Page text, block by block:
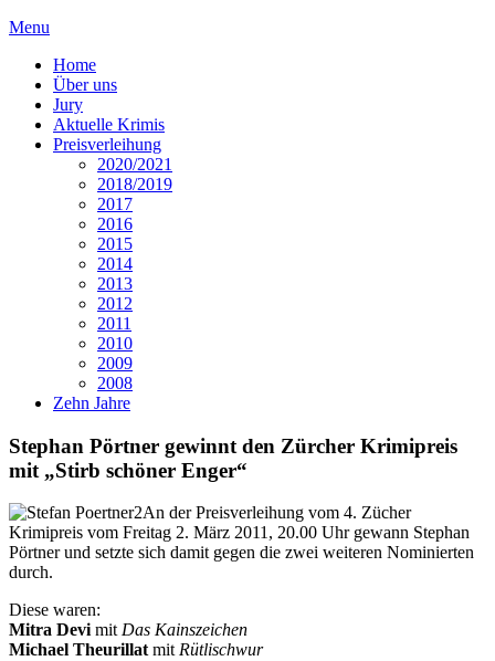
Menu
Home
Über uns
Jury
Aktuelle Krimis
Preisverleihung
2020/2021
2018/2019
2017
2016
2015
2014
2013
2012
2011
2010
2009
2008
Zehn Jahre
Stephan Pörtner gewinnt den Zürcher Krimipreis
mit „Stirb schöner Enger“
An der Preisverleihung vom 4. Zücher
Krimipreis vom Freitag 2. März 2011, 20.00 Uhr gewann Stephan
Pörtner und setzte sich damit gegen die zwei weiteren Nominierten
durch.
Diese waren:
Mitra DevimitDas Kainszeichen
Michael TheurillatmitRütlischwur